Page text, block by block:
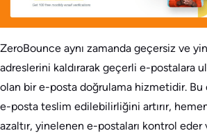
ZeroBounce aynı zamanda geçersiz ve
adreslerini kaldırarak geçerli e-postalara
olan bir e-posta doğrulama hizmetidir. Bu
e-posta teslim edilebilirliğini artırır, hemen
azaltır, yinelenen e-postaları kontrol eder